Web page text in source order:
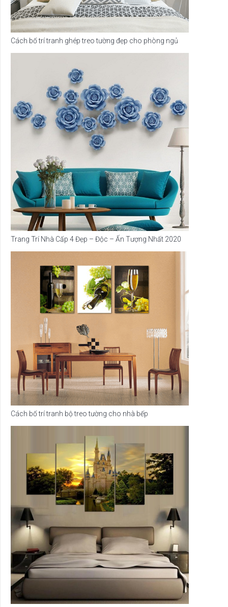
Cách bố trí tranh ghép treo tường đẹp cho phòng ngủ
Trang Trí Nhà Cấp 4 Đẹp – Độc – Ấn Tượng Nhất 2020
Cách bố trí tranh bộ treo tường cho nhà bếp